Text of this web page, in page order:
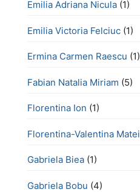
Emilia Adriana Nicula (1)
Emilia Victoria Felciuc (1)
Ermina Carmen Raescu (1)
Fabian Natalia Miriam (5)
Florentina Ion (1)
Florentina-Valentina Matei
Gabriela Biea (1)
Gabriela Bobu (4)